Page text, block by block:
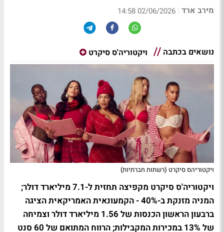
מירב ארד |
02/06/2026 14:58
נושאים בכתבה ויקטוריה'ס סיקרט
ויקטוריהס סיקרט (רשתות חברתיות)
ויקטוריה'ס סיקרט מקפיצה תחזית ל-7.1 מיליארד דולר;
המניה מזנקת ב-40% -
הקמעונאית האמריקאית הציגה
ברבעון הראשון הכנסות של 1.56 מיליארד דולר וצמיחה
של 13% במכירות המקבילות; הרווח המתואם של 60 סנט